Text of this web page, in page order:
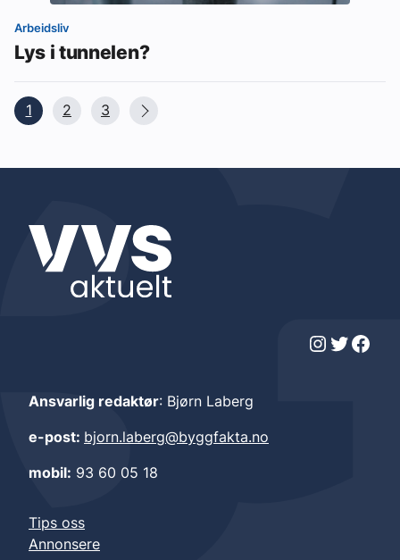
Arbeidsliv
Lys i tunnelen?
1 2 3
Instagram Twitter Facebook
Ansvarlig redaktør: Bjørn Laberg
e-post: bjorn.laberg@byggfakta.no
mobil: 93 60 05 18
Tips oss
Annonsere